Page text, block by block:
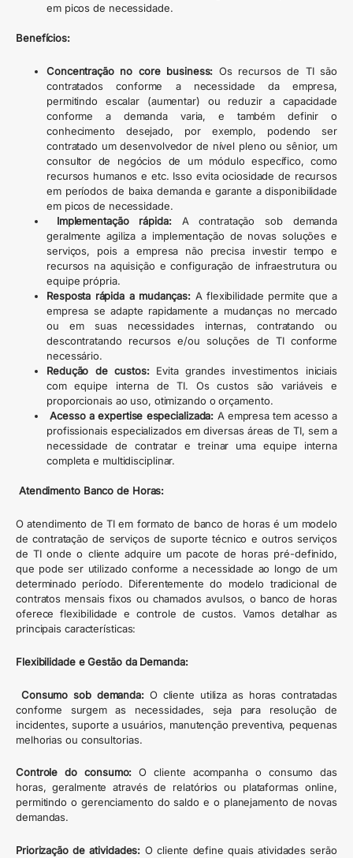
em picos de necessidade.
Benefícios:
Concentração no core business: Os recursos de TI são
contratados conforme a necessidade da empresa,
permitindo escalar (aumentar) ou reduzir a capacidade
conforme a demanda varia, e também definir o
conhecimento desejado, por exemplo, podendo ser
contratado um desenvolvedor de nível pleno ou sênior, um
consultor de negócios de um módulo específico, como
recursos humanos e etc. Isso evita ociosidade de recursos
em períodos de baixa demanda e garante a disponibilidade
em picos de necessidade.
Implementação rápida: A contratação sob demanda
geralmente agiliza a implementação de novas soluções e
serviços, pois a empresa não precisa investir tempo e
recursos na aquisição e configuração de infraestrutura ou
equipe própria.
Resposta rápida a mudanças: A flexibilidade permite que a
empresa se adapte rapidamente a mudanças no mercado
ou em suas necessidades internas, contratando ou
descontratando recursos e/ou soluções de TI conforme
necessário.
Redução de custos: Evita grandes investimentos iniciais
com equipe interna de TI. Os custos são variáveis e
proporcionais ao uso, otimizando o orçamento.
Acesso a expertise especializada: A empresa tem acesso a
profissionais especializados em diversas áreas de TI, sem a
necessidade de contratar e treinar uma equipe interna
completa e multidisciplinar.
Atendimento Banco de Horas:
O atendimento de TI em formato de banco de horas é um modelo
de contratação de serviços de suporte técnico e outros serviços
de TI onde o cliente adquire um pacote de horas pré-definido,
que pode ser utilizado conforme a necessidade ao longo de um
determinado período. Diferentemente do modelo tradicional de
contratos mensais fixos ou chamados avulsos, o banco de horas
oferece flexibilidade e controle de custos. Vamos detalhar as
principais características:
Flexibilidade e Gestão da Demanda:
Consumo sob demanda: O cliente utiliza as horas contratadas
conforme surgem as necessidades, seja para resolução de
incidentes, suporte a usuários, manutenção preventiva, pequenas
melhorias ou consultorias.
Controle do consumo:O cliente acompanha o consumo das
horas, geralmente através de relatórios ou plataformas online,
permitindo o gerenciamento do saldo e o planejamento de novas
demandas.
Priorização de atividades: O cliente define quais atividades serão